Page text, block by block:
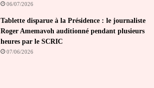
06/07/2026
Tablette disparue à la Présidence : le journaliste
Roger Amemavoh auditionné pendant plusieurs
heures par le SCRIC
07/06/2026